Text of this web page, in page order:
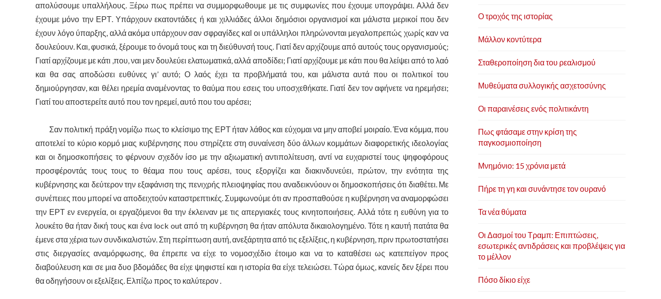
απολύσουμε υπαλλήλους. Ξέρω πως πρέπει να συμμορφωθουμε με τις συμφωνίες που έχουμε υπογράψει. Αλλά δεν
έχουμε μόνο την ΕΡΤ. Υπάρχουν εκατοντάδες ή και χιλλιάδες άλλοι δημόσιοι οργανισμοί και μάλιστα μερικοί που δεν
έχουν λόγο ύπαρξης, αλλά ακόμα υπάρχουν σαν σφραγίδες καΙ οι υπάλληλοι πληρώνονται μεγαλοπρεπώς χωρίς καν να
δουλεύουν. Και, φυσικά, ξέρουμε το όνομά τους και τη διεύθυνσή τους. Γιατί δεν αρχίζουμε από αυτούς τους οργανισμούς;
Γιατί αρχίζουμε με κάτι ,που, ναι μεν δουλεύει ελατωματικά, αλλά αποδίδει; Γιατί αρχίζουμε με κάτι που θα λείψει από το λαό
και θα σας αποδώσει ευθύνες γι’ αυτό; Ο λαός έχει τα προβλήματά του, και μάλιστα αυτά που οι πολιτικοί του
δημιούργησαν, και θέλει ηρεμία αναμένοντας το θαύμα που εσεις του υποσχεθήκατε. Γιατί δεν τον αφήνετε να ηρεμήσει;
Γιατί του αποστερείτε αυτό που τον ηρεμεί, αυτό που του αρέσει;
Σαν πολιτική πράξη νομίζω πως το κλείσιμο της ΕΡΤ ήταν λάθος και εύχομαι να μην αποβεί μοιραίο. Ένα κόμμα, που
αποτελεί το κύριο κορμό μιας κυβέρνησης που στηρίζετε στη συναίνεση δύο άλλων κομμάτων διαφορετικής ιδεολογίας
και οι δημοσκοπήσεις το φέρνουν σχεδόν ίσο με την αξιωματική αντιπολίτευση, αντί να ευχαριστεί τους ψηφοφόρους
προσφέροντάς τους τους το θέαμα που τους αρέσει, τους εξοργίζει και διακινδυνεύει, πρώτον, την ενότητα της
κυβέρνησης και δεύτερον την εξαφάνιση της πενιχρής πλειοψηφίας που αναδεικνύουν οι δημοσκοπήσεις ότι διαθέτει. Με
συνέπειες που μπορεί να αποδειχτούν καταστρεπτικές. Συμφωνούμε ότι αν προσπαθούσε η κυβέρνηση να αναμορφώσει
την ΕΡΤ εν ενεργεία, οι εργαζόμενοι θα την έκλειναν με τις απεργιακές τους κινητοποιήσεις. Αλλά τότε η ευθύνη για το
λουκέτο θα ήταν δική τους και ένα lock out από τη κυβέρνηση θα ήταν απόλυτα δικαιολογημένο. Τότε η καυτή πατάτα θα
έμενε στα χέρια των συνδικαλιστών. Στη περίπτωση αυτή, ανεξάρτητα από τις εξελίξεις, η κυβέρνηση, πριν πρωτοστατήσει
στις διεργασίες αναμόρφωσης, θα έπρεπε να είχε το νομοσχέδιο έτοιμο και να το καταθέσει ως κατεπείγον προς
διαβούλευση και σε μια δυο βδομάδες θα είχε ψηφιστεί και η ιστορία θα είχε τελειώσει. Τώρα όμως, κανείς δεν ξέρει που
θα οδηγήσουν οι εξελίξεις. Ελπίζω προς το καλύτερον .
Ο τροχός της ιστορίας
Μάλλον κοντύτερα
Σταθεροποίηση δια του ρεαλισμού
Μυθεύματα συλλογικής ασχετοσύνης
Οι παραινέσεις ενός πολιτικάντη
Πως φτάσαμε στην κρίση της
παγκοσμιοποίηση
Μνημόνιο: 15 χρόνια μετά
Πήρε τη γη και συνάντησε τον ουρανό
Τα νέα θύματα
Οι Δασμοί του Τραμπ: Επιπτώσεις,
εσωτερικές αντιδράσεις και προβλέψεις για
το μέλλον
Πόσο δίκιο είχε